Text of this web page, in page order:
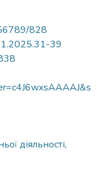
828
39
діяльності,